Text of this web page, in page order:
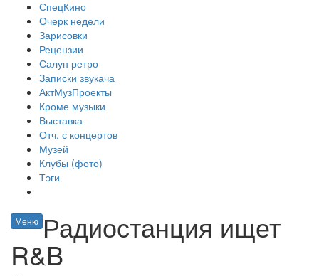
СпецКино
Очерк недели
Зарисовки
Рецензии
Салун ретро
Записки звукача
АктМузПроекты
Кроме музыки
Выставка
Отч. с концертов
Музей
Клубы (фото)
Тэги
Меню Радиостанция ищет
R&B